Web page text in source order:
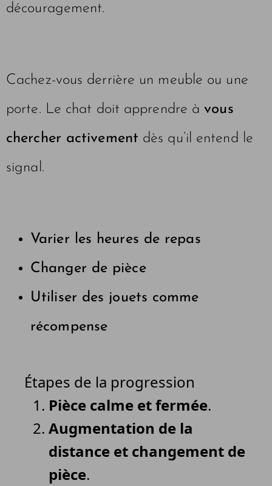
découragement.
Cachez-vous derrière un meuble ou une
porte. Le chat doit apprendre àvous
chercher activement dès qu’il entend le
signal.
Varier les heures de repas
Changer de pièce
Utiliser des jouets comme
récompense
Étapes de la progression
Pièce calme et fermée.
Augmentation de la
distance et changement de
pièce.